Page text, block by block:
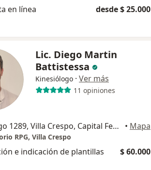
en línea desde $ 25.000
Lic. Diego Martin
Battistessa
Kinesiólogo · Ver más
11 opiniones
Camargo 1289, Villa Crespo, Capital Federal, Argentina, Capital Federal • Mapa
RPG, Villa Crespo
e indicación de plantillas $ 60.000